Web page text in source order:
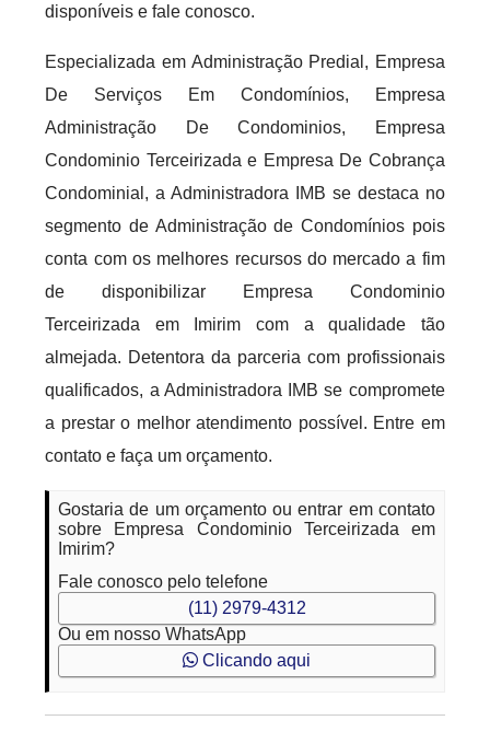
disponíveis e fale conosco.
Especializada em Administração Predial, Empresa
De Serviços Em Condomínios, Empresa
Administração De Condominios, Empresa
Condominio Terceirizada e Empresa De Cobrança
Condominial, a Administradora IMB se destaca no
segmento de Administração de Condomínios pois
conta com os melhores recursos do mercado a fim
de disponibilizar Empresa Condominio
Terceirizada em Imirim com a qualidade tão
almejada. Detentora da parceria com profissionais
qualificados, a Administradora IMB se compromete
a prestar o melhor atendimento possível. Entre em
contato e faça um orçamento.
Gostaria de um orçamento ou entrar em contato
sobre Empresa Condominio Terceirizada em
Imirim?
Fale conosco pelo telefone
(11) 2979-4312
Ou em nosso WhatsApp
Clicando aqui